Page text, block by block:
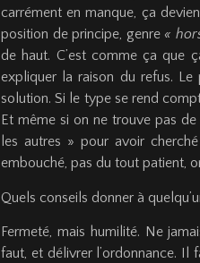
carrément en manque, ça
position de principe, genre «ho
de haut. C’est comme ça que
expliquer la raison du refus.
solution. Si le type se rend
Et même si on ne trouve pas
les autres » pour avoir
embouché, pas du tout patient,
Quels conseils donner à
Fermeté, mais humilité. Ne
faut, et délivrer l’ordonnance. Il